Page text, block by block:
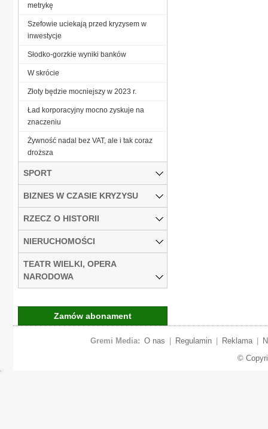
metrykę
Szefowie uciekają przed kryzysem w
inwestycje
Słodko-gorzkie wyniki banków
W skrócie
Złoty będzie mocniejszy w 2023 r.
Ład korporacyjny mocno zyskuje na
znaczeniu
Żywność nadal bez VAT, ale i tak coraz
droższa
SPORT
BIZNES W CZASIE KRYZYSU
RZECZ O HISTORII
NIERUCHOMOŚCI
TEATR WIELKI, OPERA
NARODOWA
Zamów abonament
Gremi Media: O nas Regulamin Reklama
©